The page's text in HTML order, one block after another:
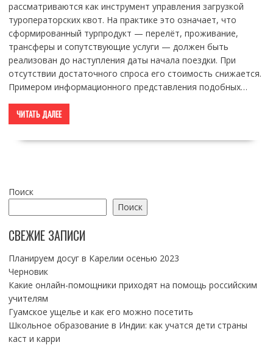
рассматриваются как инструмент управления загрузкой
туроператорских квот. На практике это означает, что
сформированный турпродукт — перелёт, проживание,
трансферы и сопутствующие услуги — должен быть
реализован до наступления даты начала поездки. При
отсутствии достаточного спроса его стоимость снижается.
Примером информационного представления подобных…
ЧИТАТЬ ДАЛЕЕ
Поиск
Поиск
СВЕЖИЕ ЗАПИСИ
Планируем досуг в Карелии осенью 2023
Черновик
Какие онлайн-помощники приходят на помощь российским
учителям
Гуамское ущелье и как его можно посетить
Школьное образование в Индии: как учатся дети страны
каст и карри